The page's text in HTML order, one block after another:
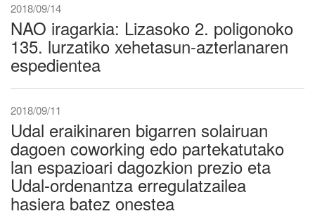
2018/09/14
NAO iragarkia: Lizasoko 2. poligonoko
135. lurzatiko xehetasun-azterlanaren
espedientea
2018/09/11
Udal eraikinaren bigarren solairuan
dagoen coworking edo partekatutako
lan espazioari dagozkion prezio eta
Udal-ordenantza erregulatzailea
hasiera batez onestea